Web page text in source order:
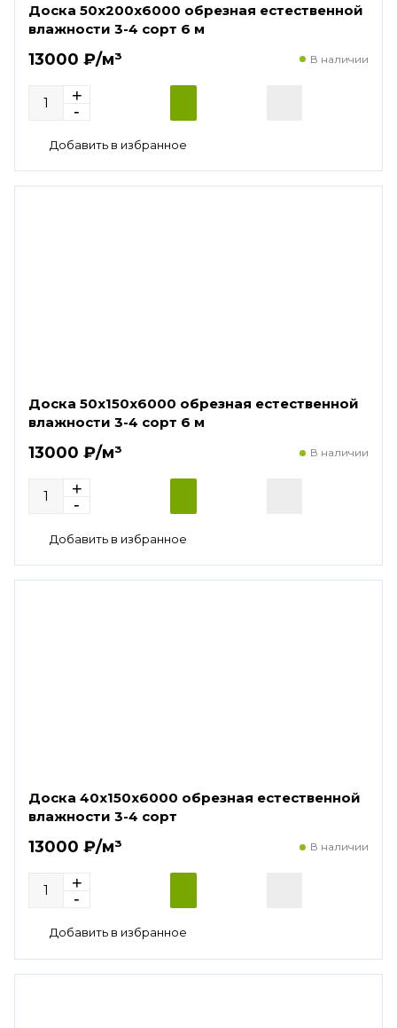
Доска 50х200х6000 обрезная естественной
влажности 3-4 сорт 6 м
13000 ₽/м³ В наличии
Доска 50х150х6000 обрезная естественной
влажности 3-4 сорт 6 м
13000 ₽/м³ В наличии
Доска 40х150х6000 обрезная естественной
влажности 3-4 сорт
13000 ₽/м³ В наличии